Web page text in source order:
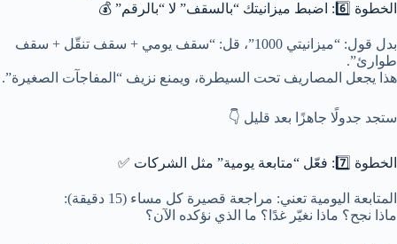
الخطوة 6️⃣: اضبط ميزانيتك “بالسقف” لا “بالرقم” 💰
بدل قول: “ميزانيتي 1000”، قل: “سقف يومي + سقف تنقّل + سقف
طوارئ”.
هذا يجعل المصاريف تحت السيطرة، ويمنع نزيف “المفاجآت الصغيرة”.
ستجد جدولًا جاهزًا بعد قليل 👇
الخطوة 7️⃣: فعّل “متابعة يومية” مثل الشركات ✅
المتابعة اليومية تعني: مراجعة قصيرة كل مساء (15 دقيقة):
ماذا نجح؟ ماذا نغيّر غدًا؟ ما الذي نؤكده الآن؟